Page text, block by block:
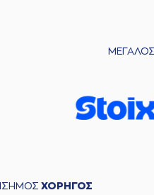
ΜΕΓΑΛΟΣ
ΧΟΡΗΓΟΣ